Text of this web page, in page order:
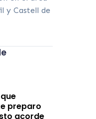
y Castell de
preparo
acorde